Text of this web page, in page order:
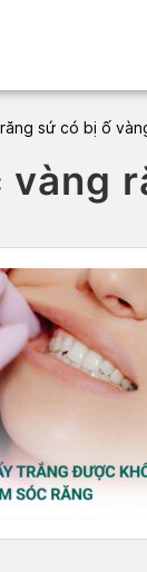
sứ có bị ố
vàng